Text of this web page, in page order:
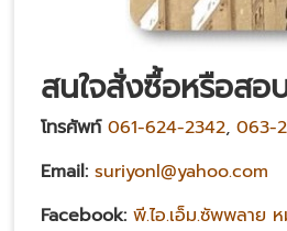
สนใจสั่งซื้อหรือสอ
โทรศัพท์ 061-624-2342, 063-
Email: suriyonl@yahoo.com
Facebook: พี.ไอ.เอ็ม.ซัพพลาย